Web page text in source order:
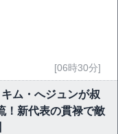
[06時30分]
ム・へジュンが叔
！新代表の貫禄で敵